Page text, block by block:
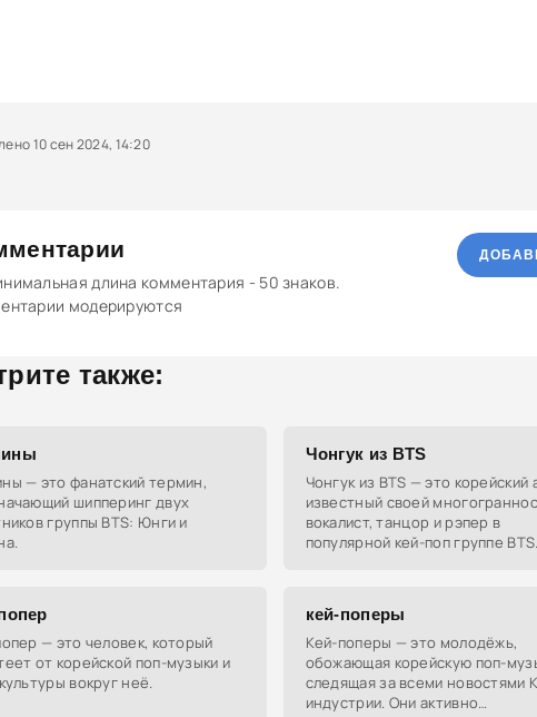
10 сен 2024, 14:20
длина комментария - 50 знаков.
модерируются
также:
— это фанатский термин,
шипперинг двух
группы BTS: Юнги и
Чонгук из BTS
Чонгук из BTS — это корейский
известный своей
вокалист, танцор и рэпер в
популярной кей-поп группе BTS.
— это человек, который
от корейской поп-музыки и
вокруг неё.
кей-поперы
Кей-поперы — это молодёжь,
обожающая корейскую поп-
следящая за всеми новостями
индустрии. Они активно